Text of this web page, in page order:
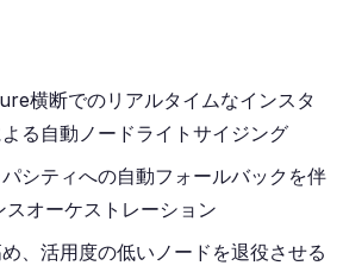
横断でのリアルタイムなインスタ
る自動ノードライトサイジング
シティへの自動フォールバックを伴
オーケストレーション
、活用度の低いノードを退役させる